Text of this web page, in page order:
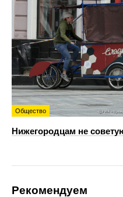
Общество
Нижегородцам не
Рекомендуем